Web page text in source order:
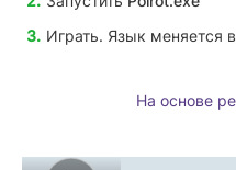
Играть. Язык меняется
На основе